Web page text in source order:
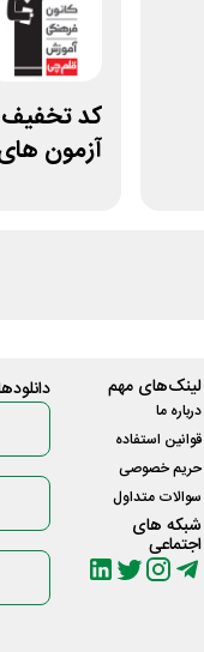
آزمون
لینک‌های مهم
درباره ما
قوانین استفاده
حریم خصوصی
سوالات متداول
شبکه های
اجتماعی